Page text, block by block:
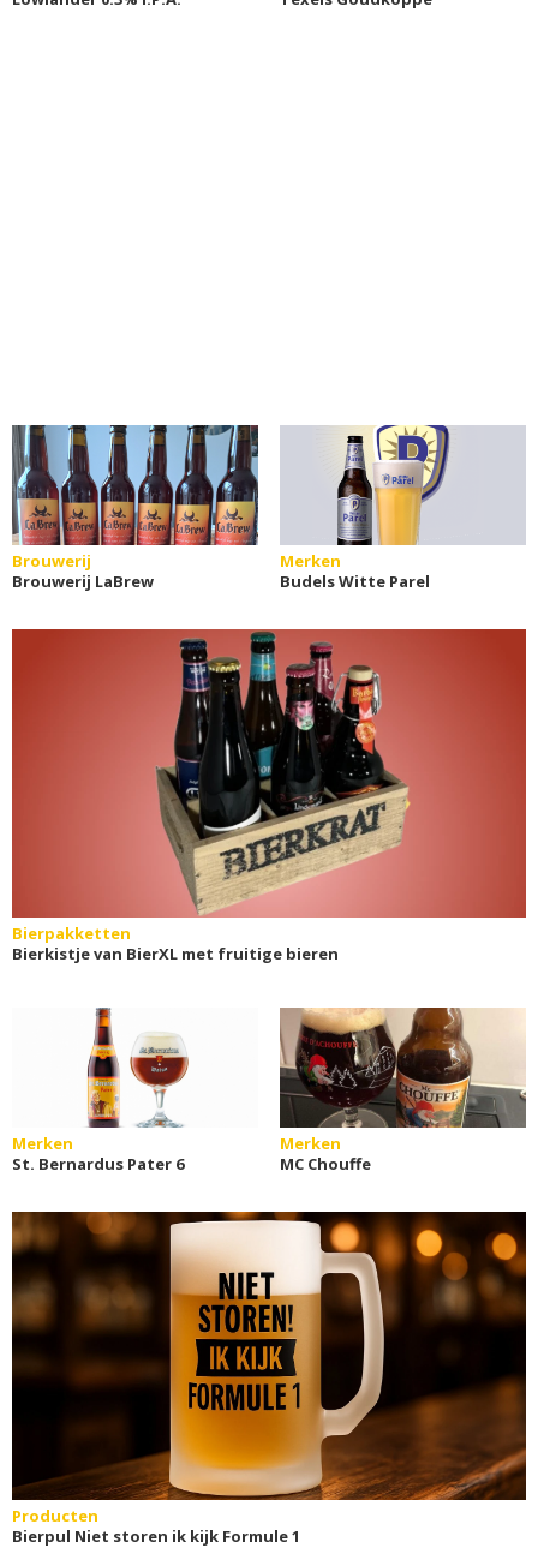
Brouwerij
Brouwerij LaBrew
Merken
Budels Witte Parel
Bierpakketten
Bierkistje van BierXL met fruitige bieren
Merken
St. Bernardus Pater 6
Merken
MC Chouffe
Producten
Bierpul Niet storen ik kijk Formule 1